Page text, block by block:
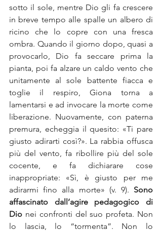
sotto il sole, mentre Dio gli fa crescere
in breve tempo alle spalle un albero di
ricino che lo copre con una fresca
ombra. Quando il giorno dopo, quasi a
provocarlo, Dio fa seccare prima la
pianta, poi fa alzare un caldo vento che
unitamente al sole battente fiacca e
toglie il respiro, Giona torna a
lamentarsi e ad invocare la morte come
liberazione. Nuovamente, con paterna
premura, echeggia il quesito: «Ti pare
giusto adirarti così?». La rabbia offusca
più del vento, fa ribollire più del sole
cocente, e fa dichiarare cose
inappropriate: «Sì, è giusto per me
adirarmi fino alla morte» (v. 9). Sono
affascinato dall’agire pedagogico di
Dio nei confronti del suo profeta. Non
lo lascia, lo “tormenta”. Non lo